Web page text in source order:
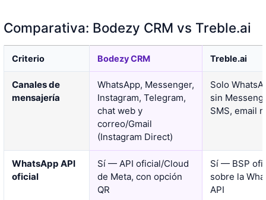
Comparativa: Bodezy CRM vs Treble.ai
Criterio Bodezy CRM Treble.ai
Canales de
mensajería
WhatsApp, Messenger,
Instagram, Telegram,
chat web y
correo/Gmail
(Instagram Direct)
Solo
sin
SMS, email
WhatsApp API
oficial
Sí — API oficial/Cloud
de Meta, con opción
QR
Sí — BSP
sobre la
API